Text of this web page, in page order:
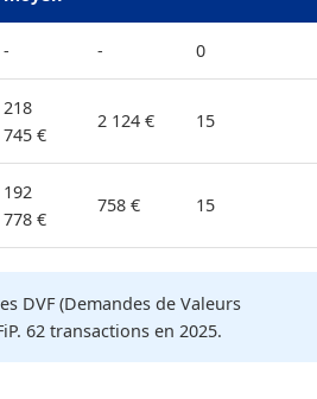
- - 0
218
745 €
2 124 € 15
192
778 €
758 € 15
DVF (Demandes de Valeurs
62 transactions en 2025.